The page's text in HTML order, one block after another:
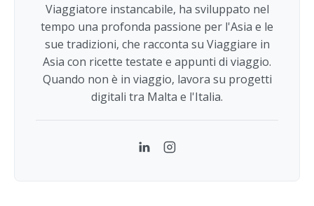
Viaggiatore instancabile, ha sviluppato nel
tempo una profonda passione per l'Asia e le
sue tradizioni, che racconta su Viaggiare in
Asia con ricette testate e appunti di viaggio.
Quando non è in viaggio, lavora su progetti
digitali tra Malta e l'Italia.
LinkedInInstagram